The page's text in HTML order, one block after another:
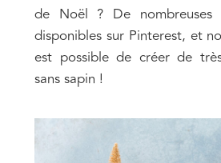
de Noël ? De nombreuses
disponibles sur Pinterest, et
est possible de créer de
sans sapin !